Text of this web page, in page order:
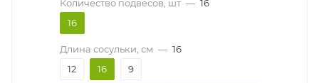
Количество подвесов, шт — 16
16
Длина сосульки, см — 16
12
16 9